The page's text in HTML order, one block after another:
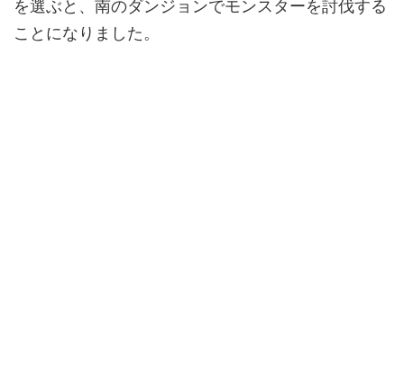
を選ぶと、南のダンジョンでモンスターを討伐する
ことになりました。